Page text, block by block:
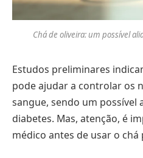
Chá de oliveira: um possível
Estudos preliminares
pode ajudar a controlar os
sangue, sendo um
diabetes. Mas, atenção, é
médico antes de usar o chá